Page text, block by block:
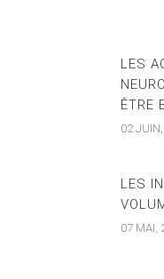
LES
ÊTRE
02
LES
07 MAI,